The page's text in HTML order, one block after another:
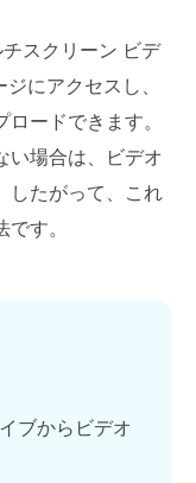
スクリーン ビデ
にアクセスし、
ードできます。
い場合は、ビデオ
したがって、これ
す。
ブからビデオ